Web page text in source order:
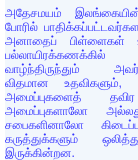
அதேசமயம்
போரில்
அனாதைப் பிள்ளைகள்
பல்லாயிரக்கணக்கில்
வாழ்ந்திருந்தும்
விதமான உதவிகளும்,
அமைப்புகளைத்
அமைப்புகளாலோ
சபைகளினாலோ
கருத்துக்களும்
இருக்கின்றன.